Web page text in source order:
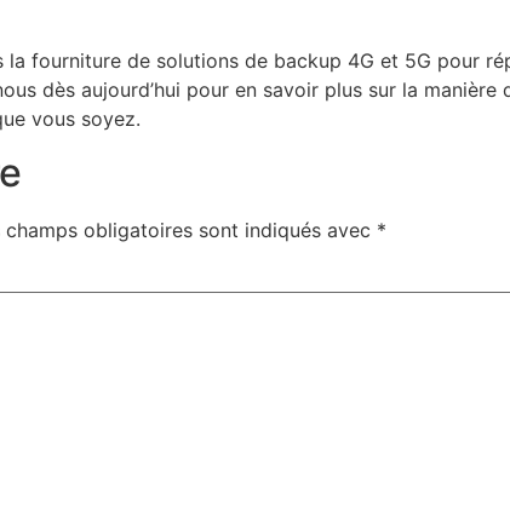
la fourniture de solutions de backup 4G et 5G pour
dès aujourd’hui pour en savoir plus sur la manière
vous soyez.
champs obligatoires sont indiqués avec *